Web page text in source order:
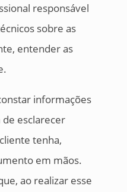
responsável
sobre as
entender as
informações
de esclarecer
tenha,
em mãos.
ao realizar esse